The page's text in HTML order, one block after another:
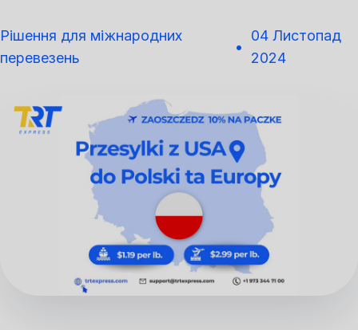
Рішення для міжнародних
перевезень
04 Листопад
2024